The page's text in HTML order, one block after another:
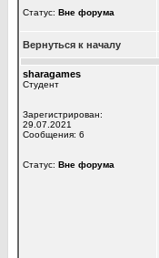
Статус: Вне форума
Вернуться к началу
sharagames
Студент
Зарегистрирован:
29.07.2021
Сообщения: 6
Статус: Вне форума